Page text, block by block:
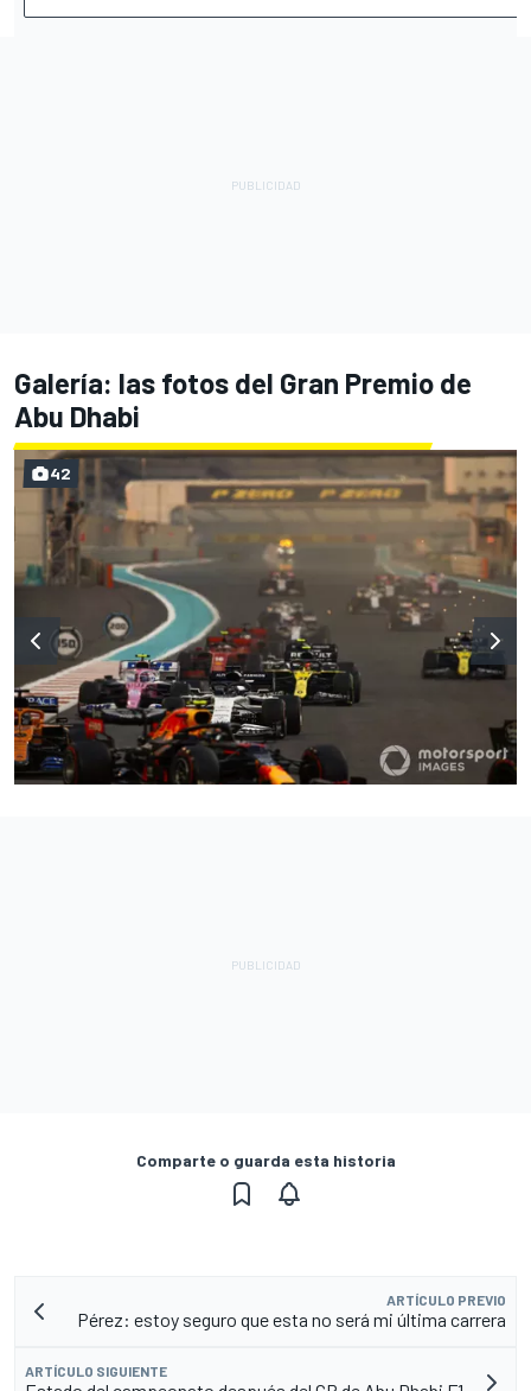
Galería: las fotos del Gran Premio de
Abu Dhabi
42
Comparte o guarda esta historia
ARTÍCULO PREVIO
Pérez: estoy seguro que esta no será mi última carrera
ARTÍCULO SIGUIENTE